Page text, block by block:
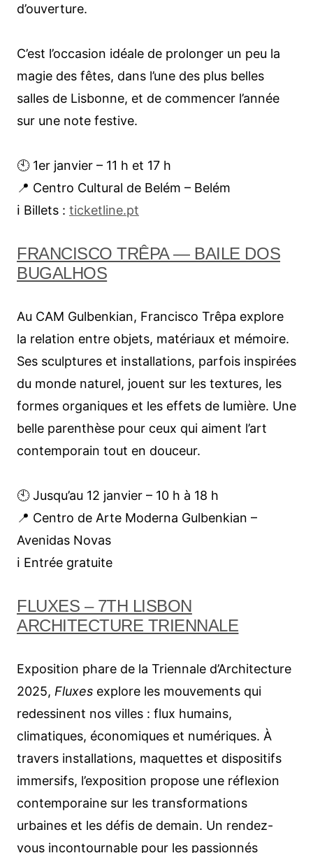
d’ouverture.
C’est l’occasion idéale de prolonger un peu la
magie des fêtes, dans l’une des plus belles
salles de Lisbonne, et de commencer l’année
sur une note festive.
🕙 1er janvier – 11 h et 17 h
📍 Centro Cultural de Belém – Belém
ℹ︎ Billets : ticketline.pt
FRANCISCO TRÊPA — BAILE DOS
BUGALHOS
Au CAM Gulbenkian, Francisco Trêpa explore
la relation entre objets, matériaux et mémoire.
Ses sculptures et installations, parfois inspirées
du monde naturel, jouent sur les textures, les
formes organiques et les effets de lumière. Une
belle parenthèse pour ceux qui aiment l’art
contemporain tout en douceur.
🕙 Jusqu’au 12 janvier – 10 h à 18 h
📍 Centro de Arte Moderna Gulbenkian –
Avenidas Novas
ℹ︎ Entrée gratuite
FLUXES – 7TH LISBON
ARCHITECTURE TRIENNALE
Exposition phare de la Triennale d’Architecture
2025, Fluxes explore les mouvements qui
redessinent nos villes : flux humains,
climatiques, économiques et numériques. À
travers installations, maquettes et dispositifs
immersifs, l’exposition propose une réflexion
contemporaine sur les transformations
urbaines et les défis de demain. Un rendez-
vous incontournable pour les passionnés